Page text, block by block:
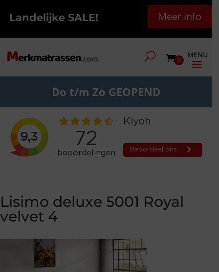
Landelijke SALE! Meer info
0
Do t/m Zo GEOPEND
Lisimo deluxe 5001 Royal
velvet 4